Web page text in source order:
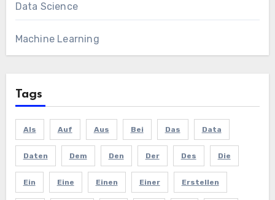
Data Science
Machine Learning
Tags
Als Auf Aus Bei Das Data
Daten Dem Den Der Des Die
Ein Eine Einen Einer Erstellen